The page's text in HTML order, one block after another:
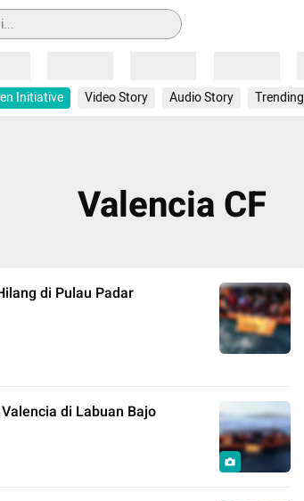
Initiative Video Story Audio Story Trending
Valencia CF
di Pulau Padar
di Labuan Bajo